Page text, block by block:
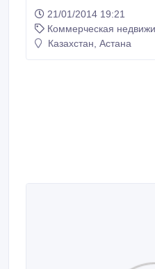
под любой вид
21/01/2014 19:21
Коммерческая
Казахстан, Астана